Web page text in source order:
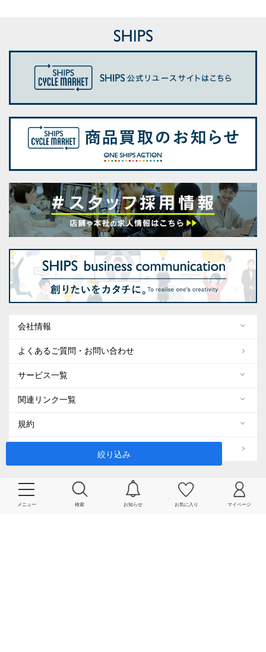
メニュー 検索 お知らせ お気に入り マイページ
絞り込み
会社情報
よくあるご質問・お問い合わせ
サービス一覧
関連リンク一覧
規約
SNS 公式アカウント
SHIPS